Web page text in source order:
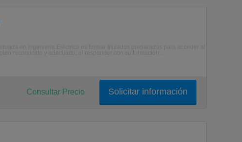
Solicitar información
Consultar Precio